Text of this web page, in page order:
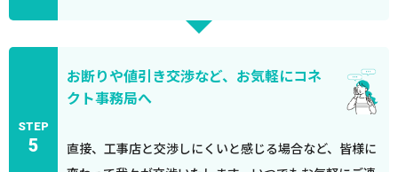
STEP
5
お断りや値引き交渉など、お気軽にコネ
クト事務局へ
直接、工事店と交渉しにくいと感じる場合など、皆様に